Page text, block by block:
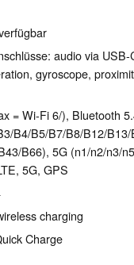
audio via
gyroscope,
= Wi-Fi 6/), Bluetooth
​B4/​B5/​B7/​B8/​B12/​
​B66), 5G (n1/​n2/​n3/​
5G, GPS
charging
Charge